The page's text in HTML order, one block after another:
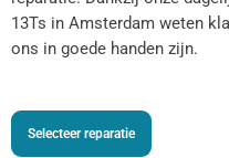
13Ts in Amsterdam weten
ons in goede handen zijn.
Selecteer reparatie